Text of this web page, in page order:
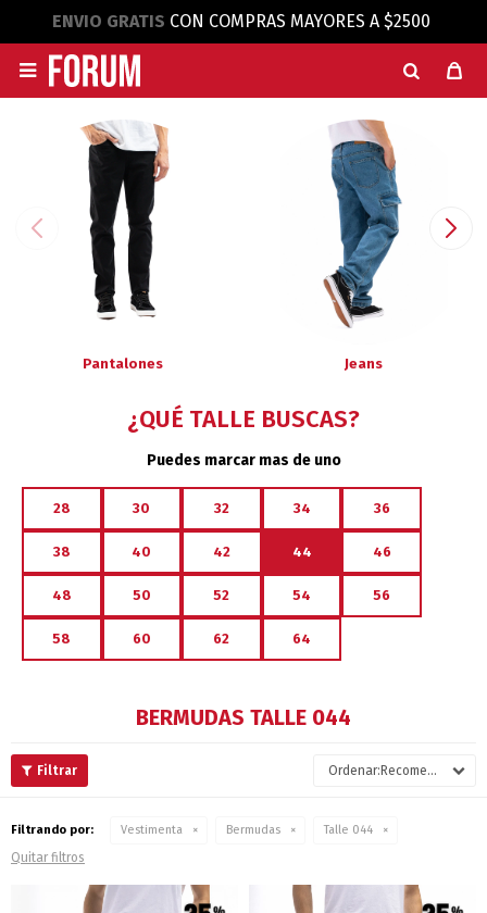
ENVIO GRATIS CON COMPRAS MAYORES A $2500

Pantalones Jeans
¿QUÉ TALLE BUSCAS?
Puedes marcar mas de uno
28 30 32 34 36
38 40 42 44 46
48 50 52 54 56
58 60 62 64
BERMUDAS TALLE 044
Recomendados
Filtrando por: Vestimenta Bermudas Talle 044
Quitar filtros